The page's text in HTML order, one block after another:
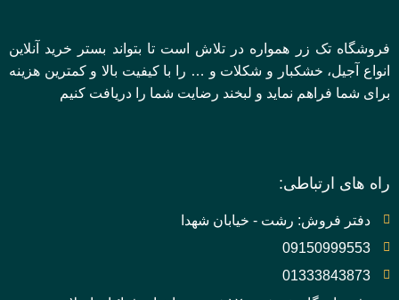
فروشگاه تک زر همواره در تلاش است تا بتواند بستر خرید آنلاین
انواع آجیل، خشکبار و شکلات و … را با کیفیت بالا و کمترین هزینه
برای شما فراهم نماید و لبخند رضایت شما را دریافت کنیم
راه های ارتباطی:
دفتر فروش: رشت - خیابان شهدا
09150999553
01333843873